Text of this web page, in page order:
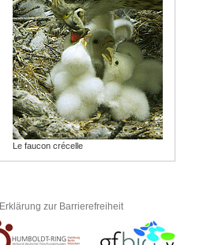
Le faucon crécelle
Erklärung zur Barrierefreiheit